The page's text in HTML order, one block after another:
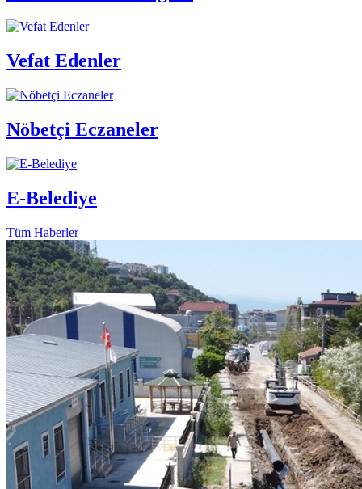
Vefat Edenler
Nöbetçi Eczaneler
E-Belediye
Tüm Haberler